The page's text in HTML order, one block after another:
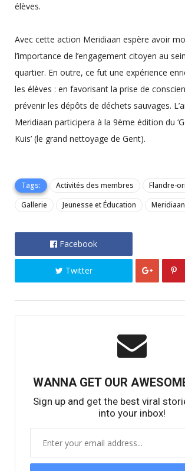
élèves.
Avec cette action Meridiaan espère avoir
l’importance de l’engagement citoyen au
quartier. En outre, ce fut une expérience
les élèves : en favorisant la prise de
prévenir les dépôts de déchets sauvages.
Meridiaan participera à la 9ème édition du
Kuis’ (le grand nettoyage de Gent).
Tags: Activités des membres
Flandre-
Gallerie
Jeunesse et Éducation Meridiaan
Facebook
Twitter
WANNA GET OUR
Sign up and get the best viral
into your inbox!